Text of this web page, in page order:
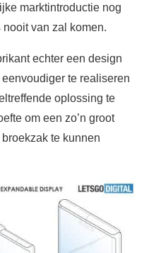
marktintroductie nog
van zal komen.
echter een design
te realiseren
oplossing te
om een zo’n groot
te kunnen